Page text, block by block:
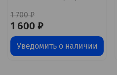
1 700 ₽
1 600 ₽
Уведомить о наличии